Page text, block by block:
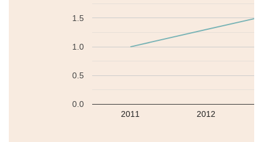
2011 2012
0.0
0.5
1.0
1.5